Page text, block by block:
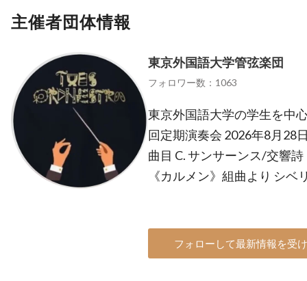
主催者団体情報
東京外国語大学管弦楽団
フォロワー数：1063
東京外国語大学の学生を中
回定期演奏会 2026年8月28
曲目 C. サンサーンス/交響
《カルメン》組曲より シ
フォローして最新情報を受